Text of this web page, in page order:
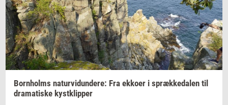
Born­holms na­tur­vi­dun­de­re: Fra ek­ko­er i spræk­ke­da­len til
dra­ma­ti­ske kyst­klip­per